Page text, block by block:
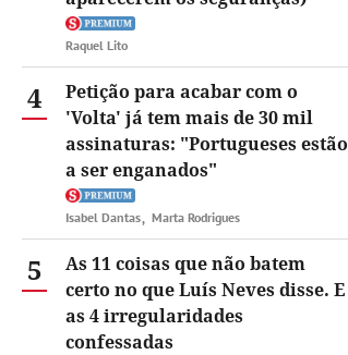
Raquel Lito
4
Petição para acabar com o
'Volta' já tem mais de 30 mil
assinaturas: "Portugueses estão
a ser enganados"
Isabel Dantas Marta Rodrigues
5
As 11 coisas que não batem
certo no que Luís Neves disse. E
as 4 irregularidades
confessadas